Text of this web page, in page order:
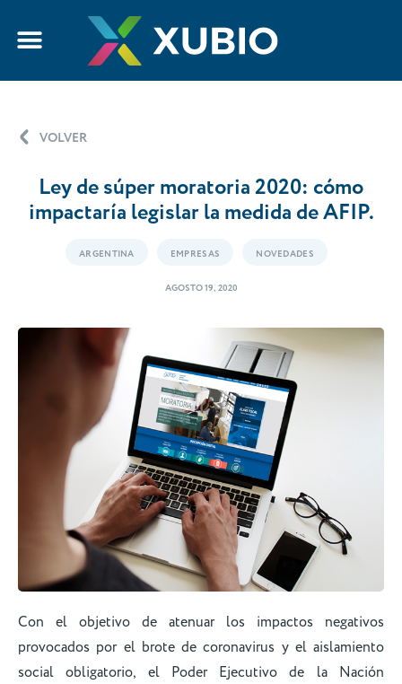
VOLVER
Ley de súper moratoria 2020: cómo
impactaría legislar la medida de AFIP.
ARGENTINA EMPRESAS NOVEDADES
AGOSTO 19, 2020
Con el objetivo de atenuar los impactos negativos
provocados por el brote de coronavirus y el aislamiento
social obligatorio, el Poder Ejecutivo de la Nación